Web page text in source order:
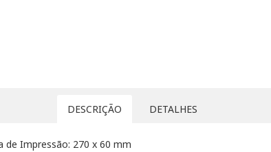
DESCRIÇÃO DETALHES
Impressão: 270 x 60 mm